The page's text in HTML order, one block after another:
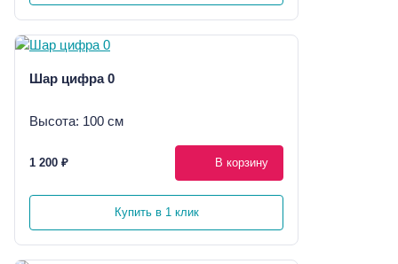
Шар цифра 0
Высота: 100 см
1 200 ₽ В корзину
Купить в 1 клик